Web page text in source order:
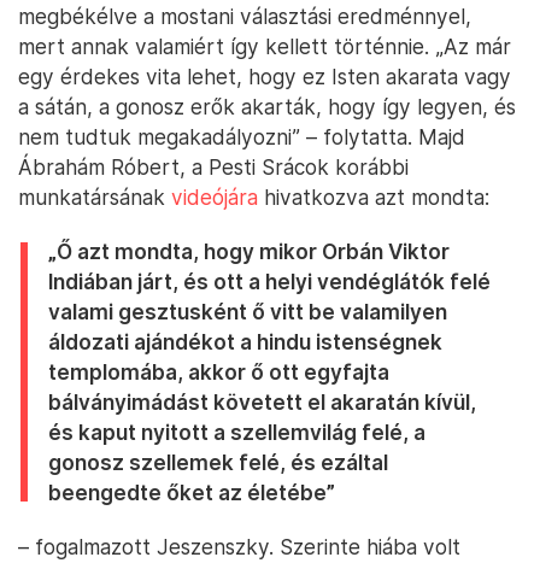
megbékélve a mostani választási eredménnyel,
mert annak valamiért így kellett történnie. „Az már
egy érdekes vita lehet, hogy ez Isten akarata vagy
a sátán, a gonosz erők akarták, hogy így legyen, és
nem tudtuk megakadályozni” – folytatta. Majd
Ábrahám Róbert, a Pesti Srácok korábbi
munkatársának videójára hivatkozva azt mondta:
„Ő azt mondta, hogy mikor Orbán Viktor
Indiában járt, és ott a helyi vendéglátók felé
valami gesztusként ő vitt be valamilyen
áldozati ajándékot a hindu istenségnek
templomába, akkor ő ott egyfajta
bálványimádást követett el akaratán kívül,
és kaput nyitott a szellemvilág felé, a
gonosz szellemek felé, és ezáltal
beengedte őket az életébe”
– fogalmazott Jeszenszky. Szerinte hiába volt